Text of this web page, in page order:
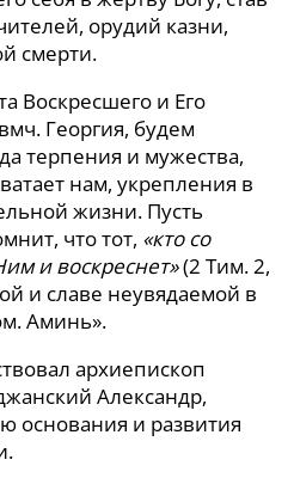
орудий казни,
смерти.
Воскресшего и Его
Георгия, будем
терпения и мужества,
нам, укрепления в
жизни. Пусть
что тот, «кто со
и воскреснет»(2 Тим. 2,
и славе неувядаемой в
Аминь».
архиепископ
Александр,
основания и развития